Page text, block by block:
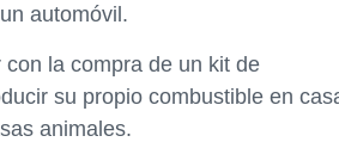
automóvil.
la compra de un kit de
su propio combustible en
animales.